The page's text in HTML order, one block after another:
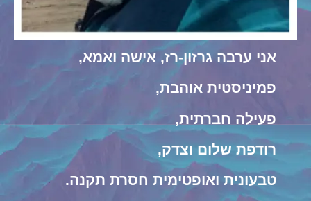
אני ערבה גרזון-רז, אישה ואמא,
פמיניסטית אוהבת,
פעילה חברתית,
רודפת שלום וצדק,
טבעונית ואופטימית חסרת תקנה.